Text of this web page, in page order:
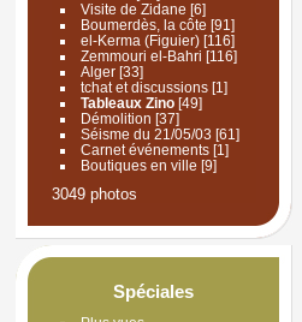
Visite de Zidane [6]
Boumerdès, la côte [91]
el-Kerma (Figuier)[116]
Zemmouri el-Bahri [116]
Alger[33]
tchat et discussions[1]
Tableaux Zino[49]
Démolition [37]
Séisme du 21/05/03 [61]
Carnet événements[1]
Boutiques en ville [9]
3049 photos
Spéciales